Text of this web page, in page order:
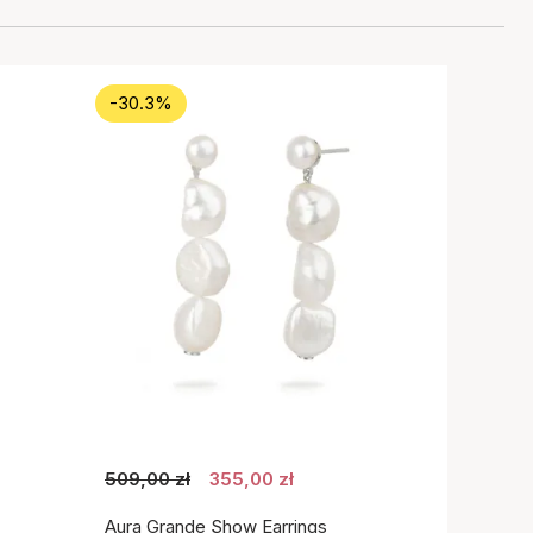
-30.3%
509,00 zł 355,00 zł
Aura Grande Show Earrings